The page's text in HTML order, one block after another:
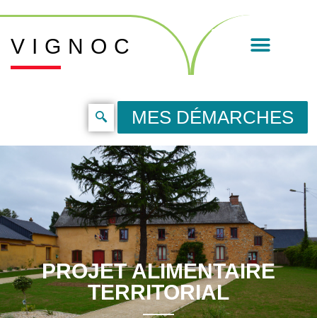
VIGNOC
MES DÉMARCHES
PROJET ALIMENTAIRE
TERRITORIAL